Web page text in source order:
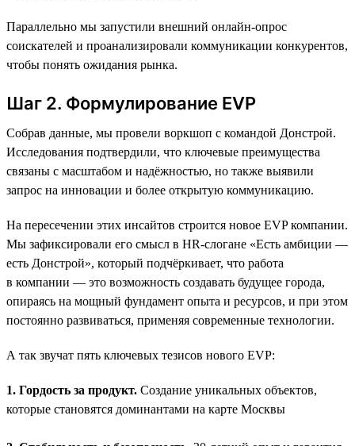
Параллельно мы запустили внешний онлайн-опрос
соискателей и проанализировали коммуникации конкурентов,
чтобы понять ожидания рынка.
Шаг 2. Формулирование EVP
Собрав данные, мы провели воркшоп с командой Донстрой.
Исследования подтвердили, что ключевые преимущества
связаны с масштабом и надёжностью, но также выявили
запрос на инновации и более открытую коммуникацию.
На пересечении этих инсайтов строится новое EVP компании.
Мы зафиксировали его смысл в HR-слогане «Есть амбиции —
есть Донстрой», который подчёркивает, что работа
в компании — это возможность создавать будущее города,
опираясь на мощный фундамент опыта и ресурсов, и при этом
постоянно развиваться, применяя современные технологии.
А так звучат пять ключевых тезисов нового EVP:
1. Гордость за продукт. Создание уникальных объектов,
которые становятся доминантами на карте Москвы